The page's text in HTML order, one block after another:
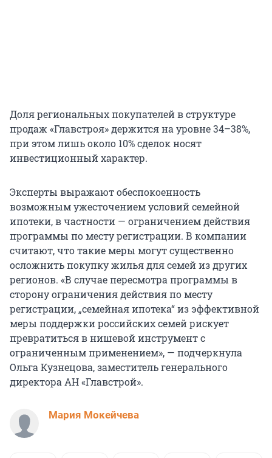
Доля региональных покупателей в структуре
продаж «Главстроя» держится на уровне 34–38%,
при этом лишь около 10% сделок носят
инвестиционный характер.
Эксперты выражают обеспокоенность
возможным ужесточением условий семейной
ипотеки, в частности — ограничением действия
программы по месту регистрации. В компании
считают, что такие меры могут существенно
осложнить покупку жилья для семей из других
регионов. «В случае пересмотра программы в
сторону ограничения действия по месту
регистрации, „семейная ипотека“ из эффективной
меры поддержки российских семей рискует
превратиться в нишевой инструмент с
ограниченным применением», — подчеркнула
Ольга Кузнецова, заместитель генерального
директора АН «Главстрой».
Мария Мокейчева